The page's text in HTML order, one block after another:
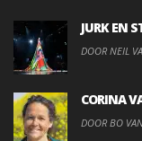
JURK EN
DOOR NEIL
CORINA
DOOR BO